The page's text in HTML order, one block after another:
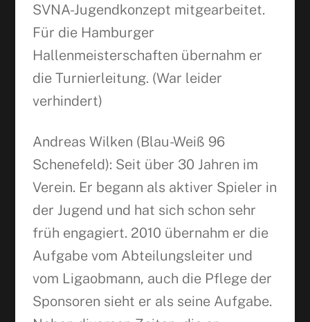
SVNA-Jugendkonzept mitgearbeitet.
Für die Hamburger
Hallenmeisterschaften übernahm er
die Turnierleitung. (War leider
verhindert)
Andreas Wilken (Blau-Weiß 96
Schenefeld): Seit über 30 Jahren im
Verein. Er begann als aktiver Spieler in
der Jugend und hat sich schon sehr
früh engagiert. 2010 übernahm er die
Aufgabe vom Abteilungsleiter und
vom Ligaobmann, auch die Pflege der
Sponsoren sieht er als seine Aufgabe.